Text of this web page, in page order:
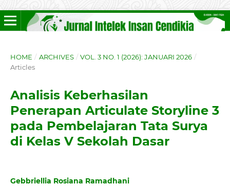
HOME / ARCHIVES / VOL. 3 NO. 1 (2026): JANUARI 2026 /
Articles
Analisis Keberhasilan
Penerapan Articulate Storyline 3
pada Pembelajaran Tata Surya
di Kelas V Sekolah Dasar
Gebbriellia Rosiana Ramadhani